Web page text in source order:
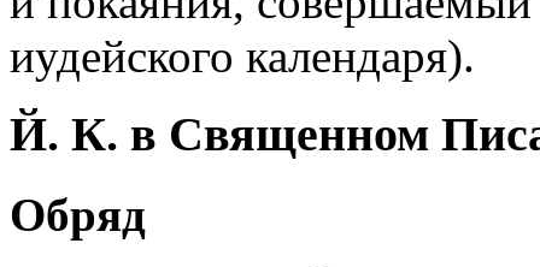
иудейского календаря).
Й. К. в Священном
Обряд